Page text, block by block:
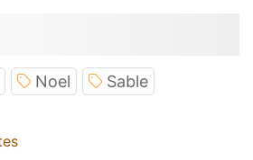
Noel Sable